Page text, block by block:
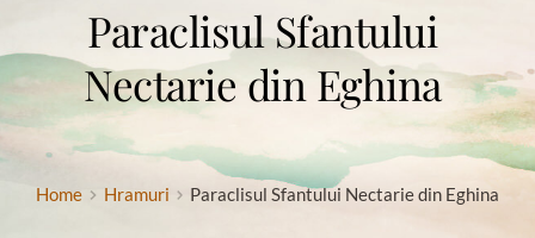
Paraclisul Sfantului
Nectarie din Eghina
Home Hramuri Paraclisul Sfantului Nectarie din Eghina